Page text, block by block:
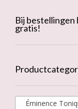
Bij bestellingen
gratis!
Éminence